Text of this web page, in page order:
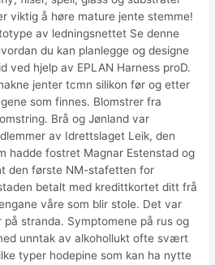
viktig å høre mature jente stemme!
av ledningsnettet Se denne
du kan planlegge og designe
ved hjelp av EPLAN Harness proD.
jenter tcmn silikon før og etter
som finnes. Blomstrer fra
Brå og Jønland var
av Idrettslaget Leik, den
hadde fostret Magnar Estenstad og
den første NM-stafetten for
betalt med kredittkortet ditt frå
våre som blir stole. Det var
stranda. Symptomene på rus og
unntak av alkohollukt ofte svært
typer hodepine som kan ha nytte